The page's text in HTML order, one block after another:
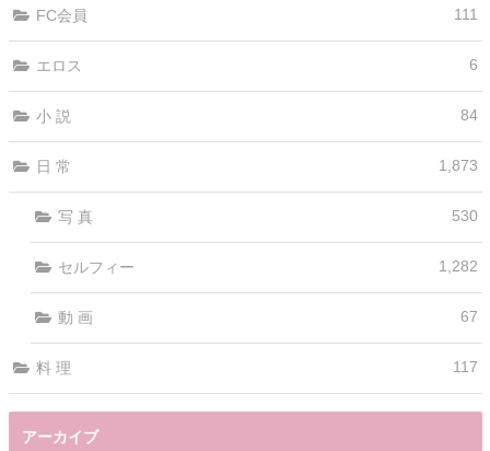
FC会員 111
エロス 6
小 説 84
日 常 1,873
写 真 530
セルフィー 1,282
動 画 67
料 理 117
アーカイブ